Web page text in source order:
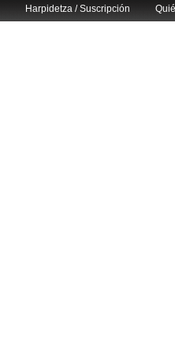
Harpidetza / Suscripción